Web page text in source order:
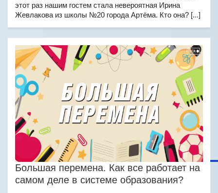
этот раз нашим гостем стала невероятная Ирина
Жевлакова из школы №20 города Артёма. Кто она? [...]
Большая перемена. Как все работает на
самом деле в системе образования?